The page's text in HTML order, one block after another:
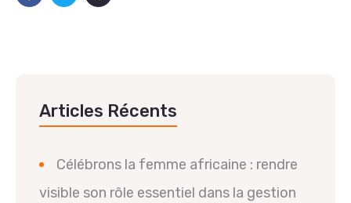
Articles Récents
Célébrons la femme africaine : rendre
visible son rôle essentiel dans la gestion